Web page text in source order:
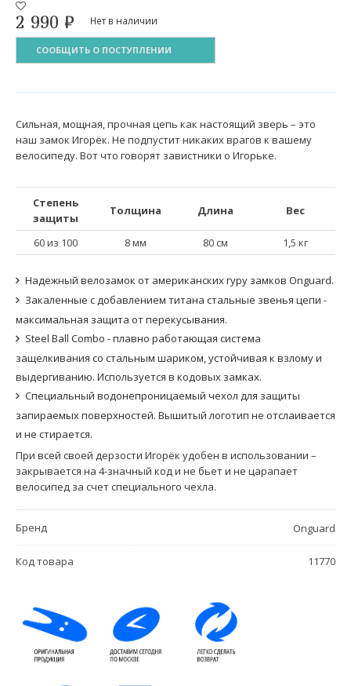
2 990 ₽ Нет в наличии
СООБЩИТЬ О ПОСТУПЛЕНИИ
Сильная, мощная, прочная цепь как настоящий зверь – это
наш замок Игорёк. Не подпустит никаких врагов к вашему
велосипеду. Вот что говорят завистники о Игорьке.
Степень
защиты
Толщина Длина Вес
60 из 100 8 мм 80 cм 1,5 кг
Надежный велозамок от американских гуру замков Onguard.
Закаленные с добавлением титана стальные звенья цепи -
максимальная защита от перекусывания.
Steel Ball Combo - плавно работающая система
защелкивания со стальным шариком, устойчивая к взлому и
выдергиванию. Используется в кодовых замках.
Специальный водонепроницаемый чехол для защиты
запираемых поверхностей. Вышитый логотип не отслаивается
и не стирается.
При всей своей дерзости Игорёк удобен в использовании –
закрывается на 4-значный код и не бьет и не царапает
велосипед за счет специального чехла.
Бренд Onguard
Код товара 11770